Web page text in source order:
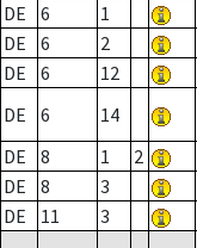
DE
6 1
DE
6 2
DE
6 12
DE
6 14
DE
8 1 2
DE
8 3
DE
11 3